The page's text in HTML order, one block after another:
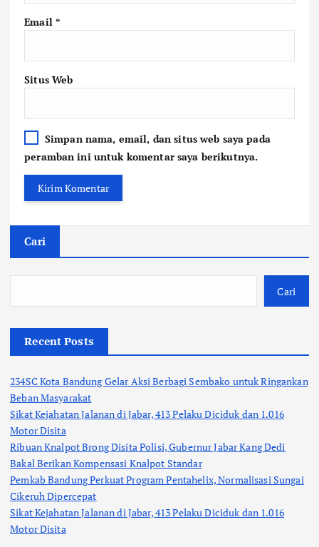
Email *
Situs Web
Simpan nama, email, dan situs web saya pada
peramban ini untuk komentar saya berikutnya.
Cari
Cari
Recent Posts
234SC Kota Bandung Gelar Aksi Berbagi Sembako untuk Ringankan
Beban Masyarakat
Sikat Kejahatan Jalanan di Jabar, 413 Pelaku Diciduk dan 1.016
Motor Disita
Ribuan Knalpot Brong Disita Polisi, Gubernur Jabar Kang Dedi
Bakal Berikan Kompensasi Knalpot Standar
Pemkab Bandung Perkuat Program Pentahelix, Normalisasi Sungai
Cikeruh Dipercepat
Sikat Kejahatan Jalanan di Jabar, 413 Pelaku Diciduk dan 1.016
Motor Disita